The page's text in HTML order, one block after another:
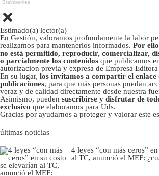
Estimado(a) lector(a)
En Gestión, valoramos profundamente la labor
realizamos para mantenerlos informados. Por
no está permitido, reproducir, comercializar,
o parcialmente los contenidos que publicamos
autorizacion previa y expresa de Empresa
En su lugar, los invitamos a compartir el enlace
publicaciones, para que más personas puedan
veraz y de calidad directamente desde nuestra
Asimismo, pueden suscribirse y disfrutar de
exclusivo que elaboramos para Uds.
Gracias por ayudarnos a proteger y valorar este
últimas noticias
4 leyes “con más ceros”
al TC, anunció el MEF: